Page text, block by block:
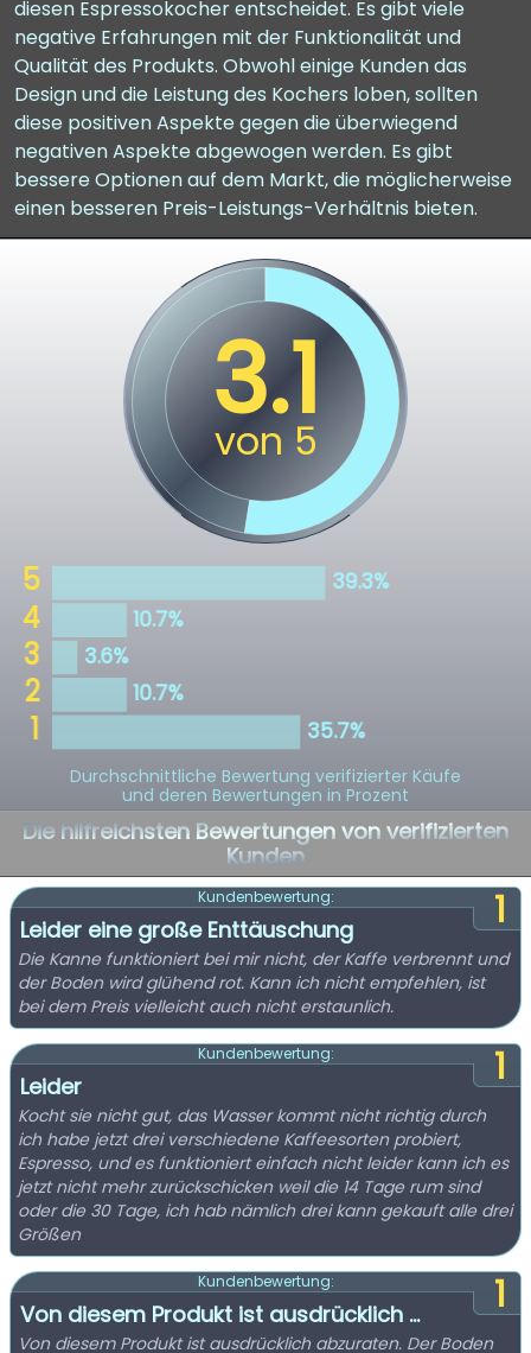
diesen Espressokocher entscheidet. Es gibt viele
negative Erfahrungen mit der Funktionalität und
Qualität des Produkts. Obwohl einige Kunden das
Design und die Leistung des Kochers loben, sollten
diese positiven Aspekte gegen die überwiegend
negativen Aspekte abgewogen werden. Es gibt
bessere Optionen auf dem Markt, die möglicherweise
einen besseren Preis-Leistungs-Verhältnis bieten.
Durchschnittliche Bewertung verifizierter Käufe
und deren Bewertungen in Prozent
Die hilfreichsten Bewertungen von verifizierten
Kunden
1
Kundenbewertung:
Leider eine große Enttäuschung
Die Kanne funktioniert bei mir nicht, der Kaffe verbrennt und
der Boden wird glühend rot. Kann ich nicht empfehlen, ist
bei dem Preis vielleicht auch nicht erstaunlich.
1
Kundenbewertung:
Leider
Kocht sie nicht gut, das Wasser kommt nicht richtig durch
ich habe jetzt drei verschiedene Kaffeesorten probiert,
Espresso, und es funktioniert einfach nicht leider kann ich es
jetzt nicht mehr zurückschicken weil die 14 Tage rum sind
oder die 30 Tage, ich hab nämlich drei kann gekauft alle drei
Größen
1
Kundenbewertung:
Von diesem Produkt ist ausdrücklich ...
Von diesem Produkt ist ausdrücklich abzuraten. Der Boden